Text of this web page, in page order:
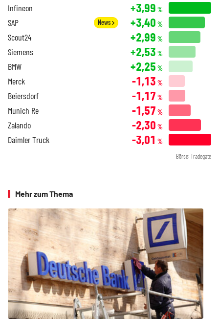
Infineon +3,99 %
SAP News +3,40 %
Scout24 +2,99 %
Siemens +2,53 %
BMW +2,25 %
Merck -1,13 %
Beiersdorf -1,17 %
Munich Re -1,57 %
Zalando -2,30 %
Daimler Truck -3,01 %
Börse: Tradegate
Mehr zum Thema